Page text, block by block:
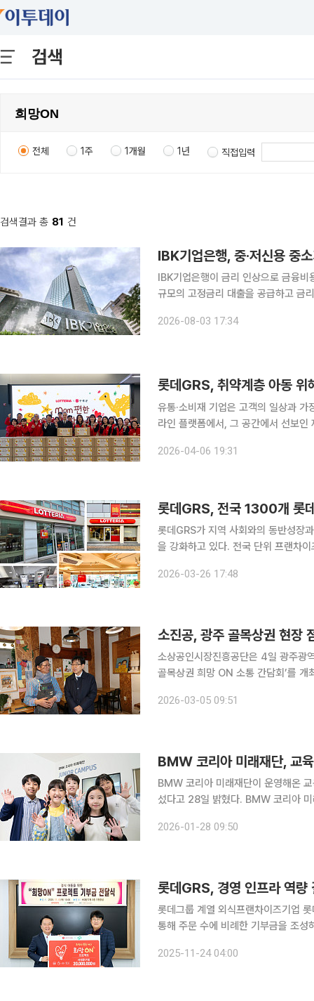
검색
전체 1주 1개월 1년 직접입력
검색결과 총 81 건
IBK기업은행, 중·저신용 중
IBK기업은행이 금리 인상으로 금융비
규모의 고정금리 대출을 공급하고 금
밝혔다. 이번 상품은 금리 상승기에
2026-08-03 17:34
유통·소비재 기업은 고객의 일상과
라인 플랫폼에서, 그 공간에서 선보
음을 자연스럽게 여는 기폭제가 된다.
2026-04-06 19:31
롯데GRS가 지역 사회와의 동반성장
을 강화하고 있다. 전국 단위 프랜차
약 1300개 매장을 활용해 지역 맛집
2026-03-26 17:48
소진공, 광주 골목상권 현장
소상공인시장진흥공단은 4일 광주광
골목상권 희망 ON 소통 간담회’를 개최했다고 5일 밝혔다. 이
2026-03-05 09:51
BMW 코리아 미래재단, 교
BMW 코리아 미래재단이 운영해온
섰다고 28일 밝혔다. BMW 코리아 미래재단은 프리미엄 수입차 브랜드 가운데 최초로 설립된 비영
해왔다. 누적 참여 인원 40만 명 돌파
2026-01-28 09:50
롯데그룹 계열 외식프랜차이즈기업
통해 주문 수에 비례한 기부금을 조성하는
다양하게 늘려가고 있다. 1호 기부처
2025-11-24 04:00